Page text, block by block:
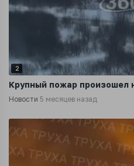
2
Крупный пожар произошел
Новости 5 месяцев назад